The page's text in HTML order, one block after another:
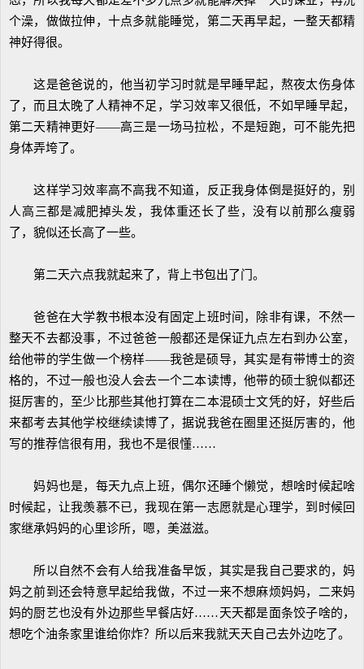
个澡，做做拉伸，十点多就能睡觉，第二天再早起，一整天都精
神好得很。
这是爸爸说的，他当初学习时就是早睡早起，熬夜太伤身体
了，而且太晚了人精神不足，学习效率又很低，不如早睡早起，
第二天精神更好——高三是一场马拉松，不是短跑，可不能先把
身体弄垮了。
这样学习效率高不高我不知道，反正我身体倒是挺好的，别
人高三都是减肥掉头发，我体重还长了些，没有以前那么瘦弱
了，貌似还长高了一些。
第二天六点我就起来了，背上书包出了门。
爸爸在大学教书根本没有固定上班时间，除非有课，不然一
整天不去都没事，不过爸爸一般都还是保证九点左右到办公室，
给他带的学生做一个榜样——我爸是硕导，其实是有带博士的资
格的，不过一般也没人会去一个二本读博，他带的硕士貌似都还
挺厉害的，至少比那些其他打算在二本混硕士文凭的好，好些后
来都考去其他学校继续读博了，据说我爸在圈里还挺厉害的，他
写的推荐信很有用，我也不是很懂……
妈妈也是，每天九点上班，偶尔还睡个懒觉，想啥时候起啥
时候起，让我羡慕不已，我现在第一志愿就是心理学，到时候回
家继承妈妈的心里诊所，嗯，美滋滋。
所以自然不会有人给我准备早饭，其实是我自己要求的，妈
妈之前到还会特意早起给我做，不过一来不想麻烦妈妈，二来妈
妈的厨艺也没有外边那些早餐店好……天天都是面条饺子啥的，
想吃个油条家里谁给你炸？所以后来我就天天自己去外边吃了。